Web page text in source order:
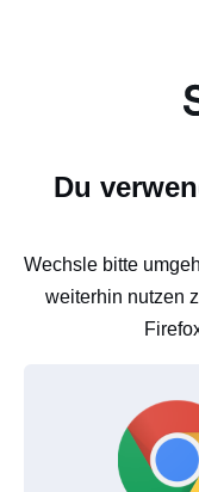
Du
Wechsle bitte
weiterhin nutzen